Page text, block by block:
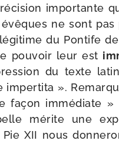
impor­tante
ne sont
du Pontife
pou­voir leur est
du texte
imper­ti­ta ».
façon immé­diate »
mérite une
XII nous